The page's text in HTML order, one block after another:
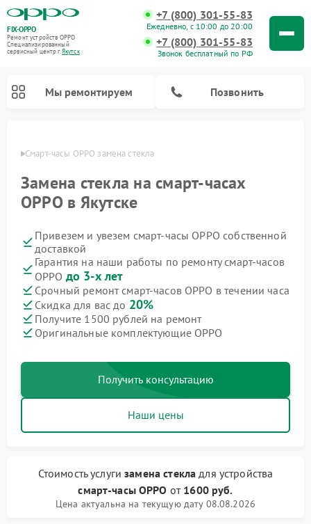
FIX-OPPO
Ремонт устройств OPPO
Специализированный
cервисный центр г.Якутск
+7 (800) 301-55-83
Ежедневно, с 10:00 до 20:00
+7 (800) 301-55-83
Звонок бесплатный по РФ
Мы ремонтируем Позвонить
Смарт-часы OPPO замена стекла
Замена стекла на смарт-часах
OPPO в Якутске
Привезем и увезем смарт-часы OPPO собственной
доставкой
Гарантия на наши работы по ремонту смарт-часов
OPPO до 3-х лет
Срочный ремонт смарт-часов OPPO в течении часа
Скидка для вас до 20%
Получите 1500 рублей на ремонт
Оригинальные комплектующие OPPO
Получить консультацию
Наши цены
Стоимость услугизамена стекла для устройства
смарт-часы OPPO от 1600 руб.
Цена актуальна на текущую дату 08.08.2026